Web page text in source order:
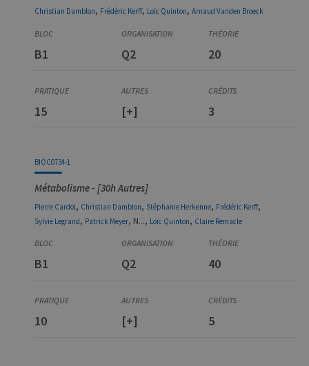
Christian Damblon, Frédéric Kerff, Loïc Quinton, Arnaud Vanden Broeck
B1 Q2 20
15 [+] 3
BIOC0734-1
Métabolisme - [30h Autres]
Pierre Cardol, Christian Damblon, Stéphanie Herkenne, Frédéric Kerff,
Sylvie Legrand, Patrick Meyer, N..., Loïc Quinton, Claire Remacle
B1 Q2 40
10 [+] 5